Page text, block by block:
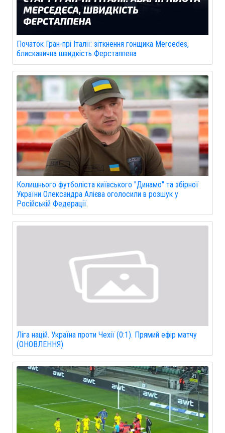
Початок Гран-прі Італії: зіткнення гонщика Mercedes,
блискавична швидкість Ферстаппена
Колишнього футболіста київського "Динамо" та збірної
України Олександра Алієва оголосили в розшук у
Російській Федерації.
Ліга націй. Україна проти Чехії (0:1). Прямий ефір матчу
(ОНОВЛЕННЯ)